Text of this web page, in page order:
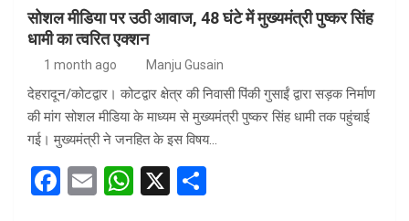
सोशल मीडिया पर उठी आवाज, 48 घंटे में मुख्यमंत्री पुष्कर सिंह
धामी का त्वरित एक्शन
1 month ago Manju Gusain
देहरादून/कोटद्वार। कोटद्वार क्षेत्र की निवासी पिंकी गुसाईं द्वारा सड़क निर्माण
की मांग सोशल मीडिया के माध्यम से मुख्यमंत्री पुष्कर सिंह धामी तक पहुंचाई
गई। मुख्यमंत्री ने जनहित के इस विषय…
F
E
W X